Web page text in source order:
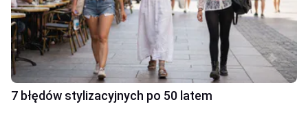
7 błędów stylizacyjnych po 50 latem